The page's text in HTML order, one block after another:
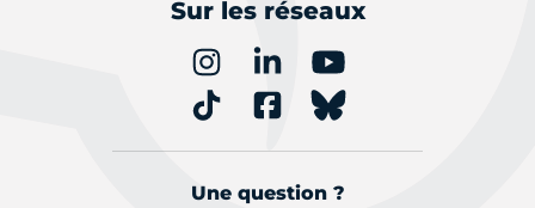
Sur les réseaux
Une question ?